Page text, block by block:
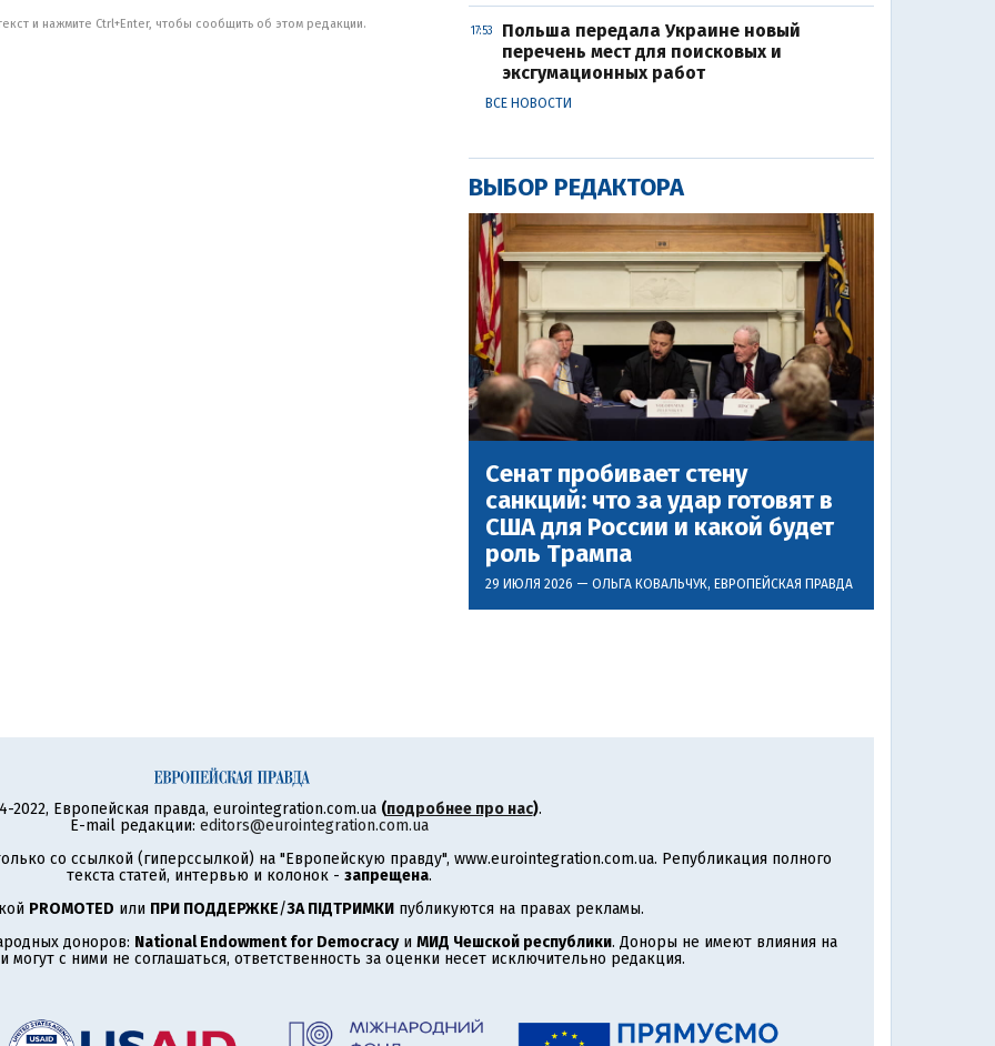
и нажмите Ctrl+Enter, чтобы сообщить об этом редакции.
17:53
Польша передала Украине новый
перечень мест для поисковых и
эксгумационных работ
ВСЕ НОВОСТИ
ВЫБОР РЕДАКТОРА
Сенат пробивает стену
санкций: что за удар готовят в
США для России и какой будет
роль Трампа
29 ИЮЛЯ 2026 — ОЛЬГА КОВАЛЬЧУК, ЕВРОПЕЙСКАЯ ПРАВДА
2022, Европейская правда, eurointegration.com.ua (подробнее про нас).
E-mail редакции: editors@eurointegration.com.ua
со ссылкой (гиперссылкой) на "Европейскую правду", www.eurointegration.com.ua. Републикация полного
текста статей, интервью и колонок - запрещена.
PROMOTED или ПРИ ПОДДЕРЖКЕ/ЗА ПІДТРИМКИ публикуются на правах рекламы.
доноров: National Endowment for Democracyи МИД Чешской республики. Доноры не имеют влияния на
с ними не соглашаться, ответственность за оценки несет исключительно редакция.